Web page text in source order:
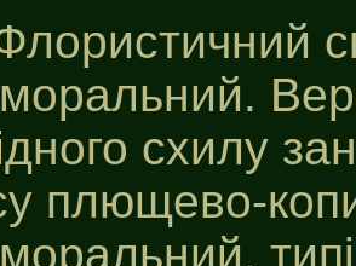
схилу
плющево-